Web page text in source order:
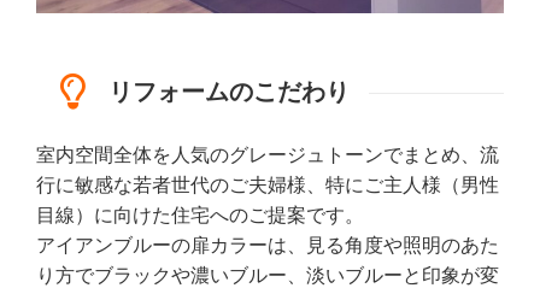
リフォームのこだわり
室内空間全体を人気のグレージュトーンでまとめ、流
行に敏感な若者世代のご夫婦様、特にご主人様（男性
目線）に向けた住宅へのご提案です。
アイアンブルーの扉カラーは、見る角度や照明のあた
り方でブラックや濃いブルー、淡いブルーと印象が変